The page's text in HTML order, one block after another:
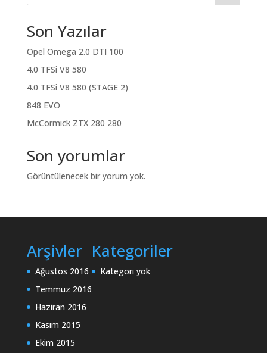
Son Yazılar
Opel Omega 2.0 DTI 100
4.0 TFSi V8 580
4.0 TFSi V8 580 (STAGE 2)
848 EVO
McCormick ZTX 280 280
Son yorumlar
Görüntülenecek bir yorum yok.
Arşivler
Ağustos 2016
Temmuz 2016
Haziran 2016
Kasım 2015
Ekim 2015
Kategoriler
Kategori yok